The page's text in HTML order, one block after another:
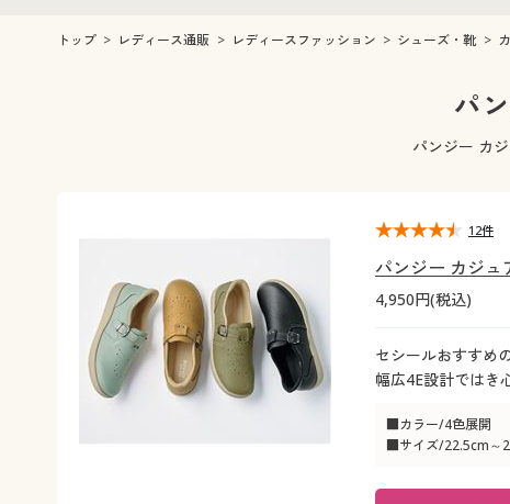
レディース通販すべてインナー・下着通販すべて
メンズ
メン
メンズ
トップ レディース通販 レディースファッション シューズ・靴
パ
パンジー カ
パンジー カジュ
4,950円(税込)
セシールおすすめ
幅広4E設計ではき
■カラー/4色展開
■サイズ/22.5cm～
12件